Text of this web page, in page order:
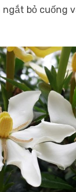
bỏ cuống